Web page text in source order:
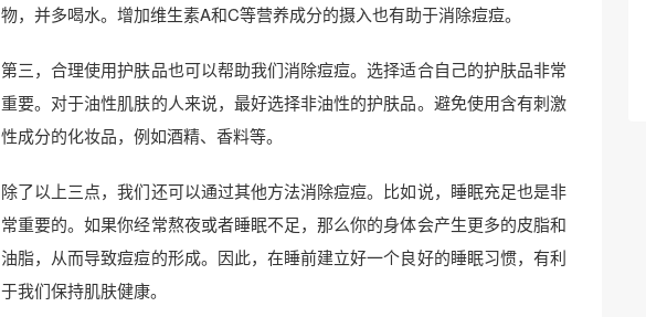
物，并多喝水。增加维生素A和C等营养成分的摄入也有助于消除痘痘。
第三，合理使用护肤品也可以帮助我们消除痘痘。选择适合自己的护肤品非常
重要。对于油性肌肤的人来说，最好选择非油性的护肤品。避免使用含有刺激
性成分的化妆品，例如酒精、香料等。
除了以上三点，我们还可以通过其他方法消除痘痘。比如说，睡眠充足也是非
常重要的。如果你经常熬夜或者睡眠不足，那么你的身体会产生更多的皮脂和
油脂，从而导致痘痘的形成。因此，在睡前建立好一个良好的睡眠习惯，有利
于我们保持肌肤健康。